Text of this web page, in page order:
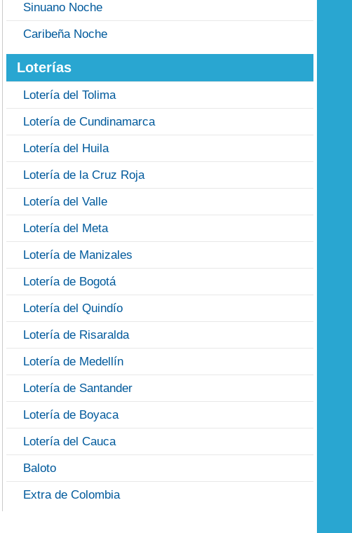
Sinuano Noche
Caribeña Noche
Loterías
Lotería del Tolima
Lotería de Cundinamarca
Lotería del Huila
Lotería de la Cruz Roja
Lotería del Valle
Lotería del Meta
Lotería de Manizales
Lotería de Bogotá
Lotería del Quindío
Lotería de Risaralda
Lotería de Medellín
Lotería de Santander
Lotería de Boyaca
Lotería del Cauca
Baloto
Extra de Colombia